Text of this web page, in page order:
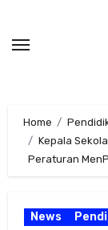
content
Home
Kepala
Peraturan
News